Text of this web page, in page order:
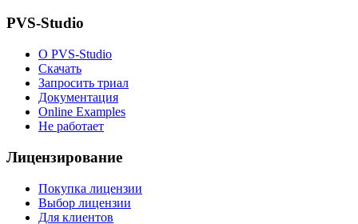
PVS-Studio
О PVS-Studio
Скачать
Запросить триал
Документация
Online Examples
Не работает
Лицензирование
Покупка лицензии
Выбор лицензии
Для клиентов